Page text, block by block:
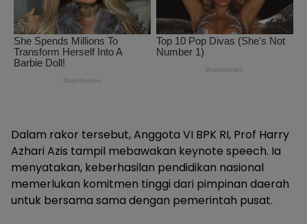
Dalam rakor tersebut, Anggota VI BPK RI, Prof Harry
Azhari Azis tampil mebawakan keynote speech. Ia
menyatakan, keberhasilan pendidikan nasional
memerlukan komitmen tinggi dari pimpinan daerah
untuk bersama sama dengan pemerintah pusat.